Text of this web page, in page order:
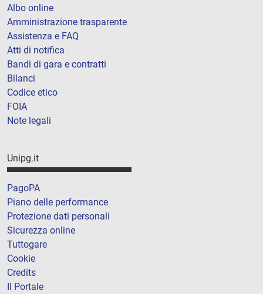
Albo online
Amministrazione trasparente
Assistenza e FAQ
Atti di notifica
Bandi di gara e contratti
Bilanci
Codice etico
FOIA
Note legali
Unipg.it
PagoPA
Piano delle performance
Protezione dati personali
Sicurezza online
Tuttogare
Cookie
Credits
Il Portale